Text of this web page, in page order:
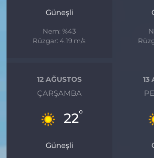
Güneşli
Nem: %43
Rüzgar: 4.19 m/s
12 AĞUSTOS
ÇARŞAMBA
22°
Güneşli
13